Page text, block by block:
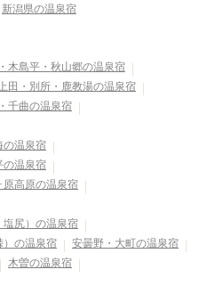
新潟県の温泉宿
木島平・秋山郷の温泉宿
上田・別所・鹿教湯の温泉宿
千曲の温泉宿
の温泉宿
の温泉宿
原高原の温泉宿
尻）の温泉宿
）の温泉宿
安曇野・大町の温泉宿
木曽の温泉宿